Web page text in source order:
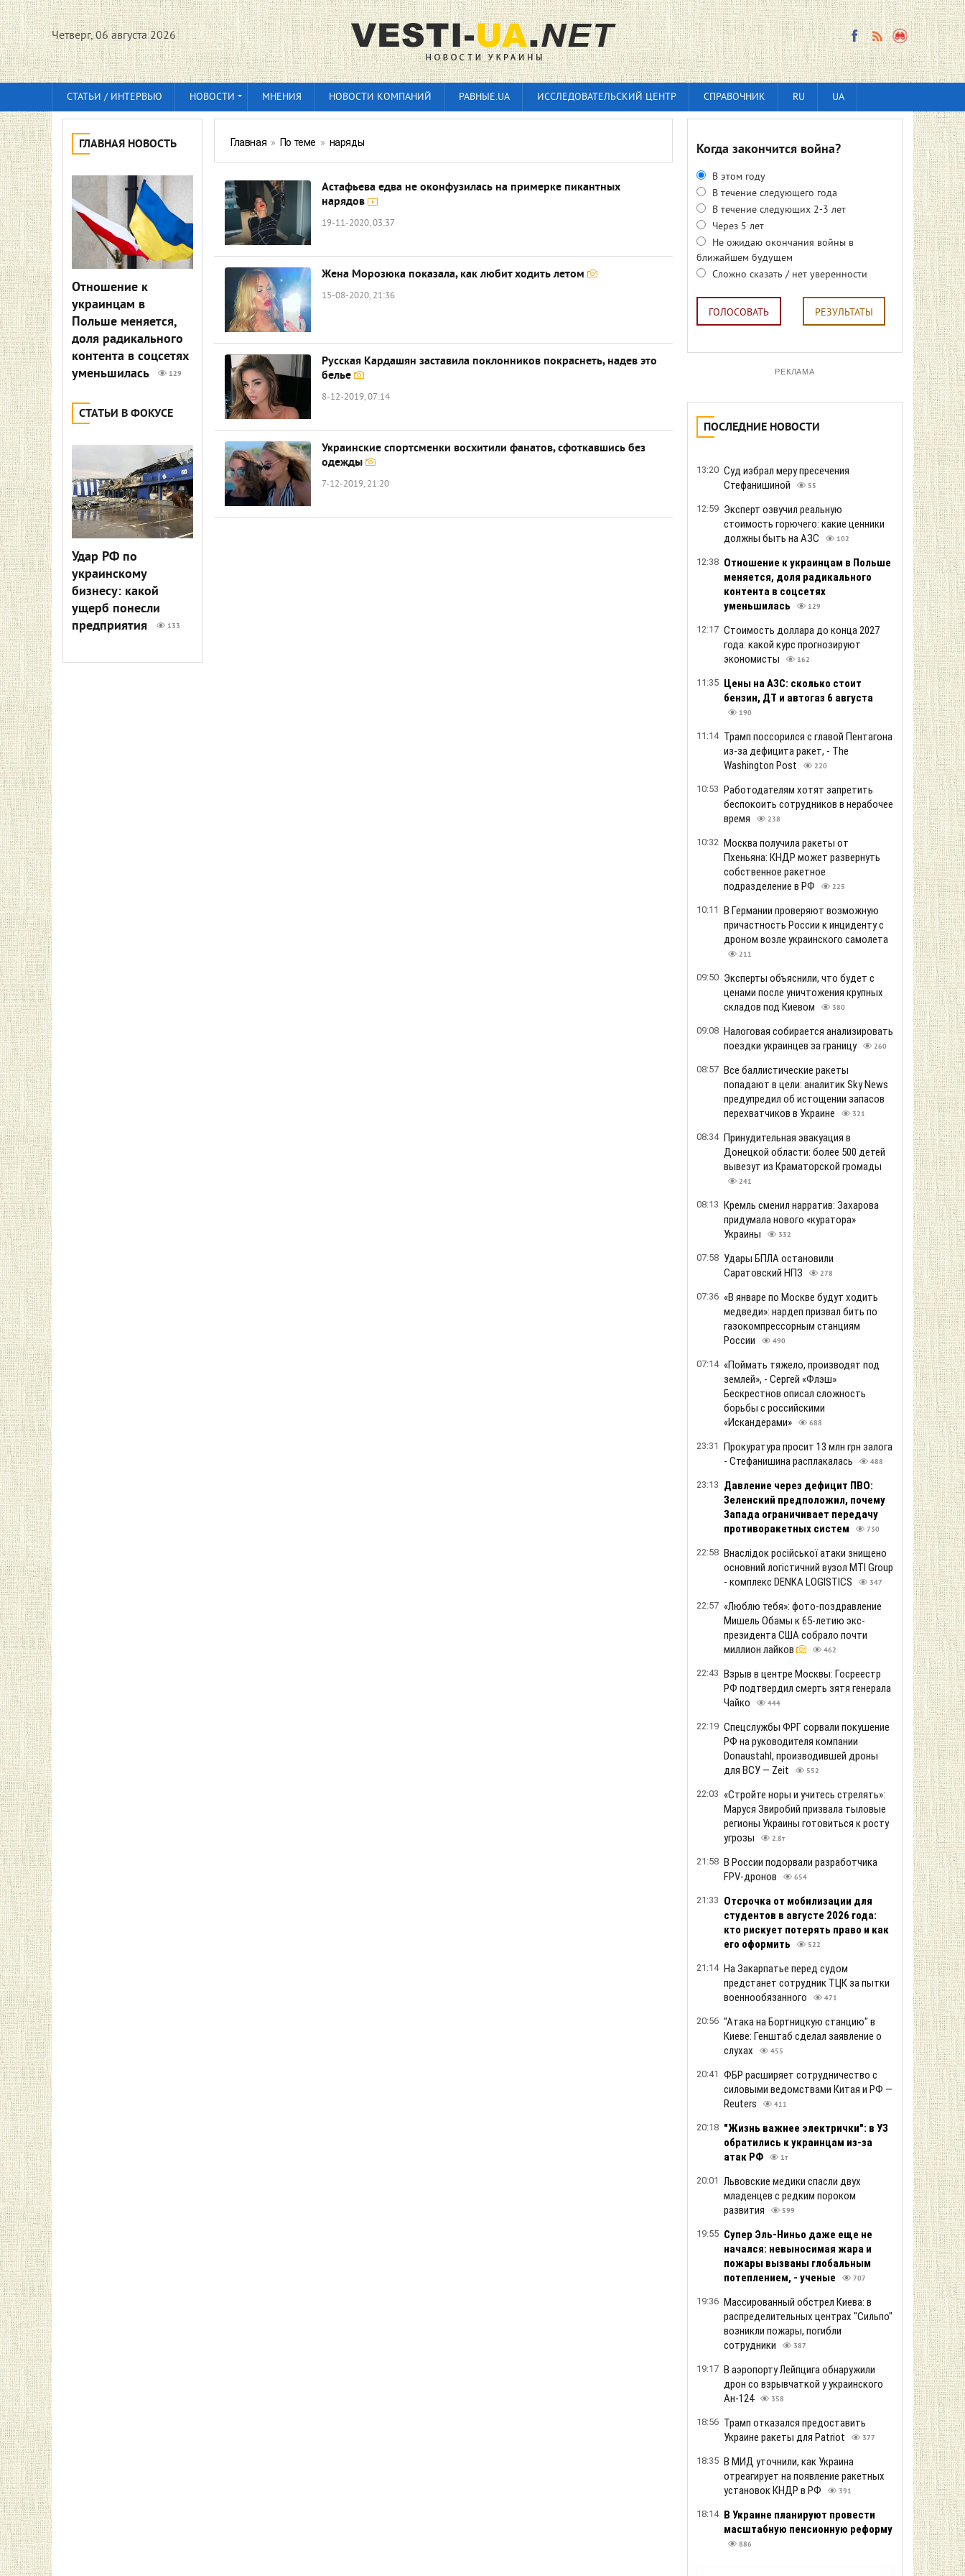
Четверг, 06 августа 2026
СТАТЬИ / ИНТЕРВЬЮ НОВОСТИ МНЕНИЯ НОВОСТИ КОМПАНИЙ РАВНЫЕ.UA ИССЛЕДОВАТЕЛЬСКИЙ ЦЕНТР СПРАВОЧНИК RU UA
ГЛАВНАЯ НОВОСТЬ
Отношение к
украинцам в
Польше меняется,
доля радикального
контента в соцсетях
уменьшилась
129
СТАТЬИ В ФОКУСЕ
Удар РФ по
украинскому
бизнесу: какой
ущерб понесли
предприятия
133
Главная » По теме » наряды
Астафьева едва не оконфузилась на примерке пикантных
нарядов
19-11-2020, 03:37
Жена Морозюка показала, как любит ходить летом
15-08-2020, 21:36
Русская Кардашян заставила поклонников покраснеть, надев это
белье
8-12-2019, 07:14
Украинские спортсменки восхитили фанатов, сфоткавшись без
одежды
7-12-2019, 21:20
Когда закончится война?
В этом году
В течение следующего года
В течение следующих 2-3 лет
Через 5 лет
Не ожидаю окончания войны в
ближайшем будущем
Сложно сказать / нет уверенности
ГОЛОСОВАТЬ РЕЗУЛЬТАТЫ
РЕКЛАМА
ПОСЛЕДНИЕ НОВОСТИ
13:20 Суд избрал меру пресечения
Стефанишиной
55
12:59 Эксперт озвучил реальную
стоимость горючего: какие ценники
должны быть на АЗС
102
12:38 Отношение к украинцам в Польше
меняется, доля радикального
контента в соцсетях
уменьшилась
129
12:17 Стоимость доллара до конца 2027
года: какой курс прогнозируют
экономисты
162
11:35 Цены на АЗС: сколько стоит
бензин, ДТ и автогаз 6 августа
190
11:14 Трамп поссорился с главой Пентагона
из-за дефицита ракет, - The
Washington Post
220
10:53 Работодателям хотят запретить
беспокоить сотрудников в нерабочее
время
238
10:32 Москва получила ракеты от
Пхеньяна: КНДР может развернуть
собственное ракетное
подразделение в РФ
225
10:11 В Германии проверяют возможную
причастность России к инциденту с
дроном возле украинского самолета
211
09:50 Эксперты объяснили, что будет с
ценами после уничтожения крупных
складов под Киевом
380
09:08 Налоговая собирается анализировать
поездки украинцев за границу
260
08:57 Все баллистические ракеты
попадают в цели: аналитик Sky News
предупредил об истощении запасов
перехватчиков в Украине
321
08:34 Принудительная эвакуация в
Донецкой области: более 500 детей
вывезут из Краматорской громады
241
08:13 Кремль сменил нарратив: Захарова
придумала нового «куратора»
Украины
332
07:58 Удары БПЛА остановили
Саратовский НПЗ
278
07:36 «В январе по Москве будут ходить
медведи»: нардеп призвал бить по
газокомпрессорным станциям
России
490
07:14 «Поймать тяжело, производят под
землей», - Сергей «Флэш»
Бескрестнов описал сложность
борьбы с российскими
«Искандерами»
688
23:31 Прокуратура просит 13 млн грн залога
- Стефанишина расплакалась
488
23:13 Давление через дефицит ПВО:
Зеленский предположил, почему
Запада ограничивает передачу
противоракетных систем
730
22:58 Внаслідок російської атаки знищено
основний логістичний вузол MTI Group
- комплекс DENKA LOGISTICS
347
22:57 «Люблю тебя»: фото-поздравление
Мишель Обамы к 65-летию экс-
президента США собрало почти
миллион лайков
462
22:43 Взрыв в центре Москвы: Госреестр
РФ подтвердил смерть зятя генерала
Чайко
444
22:19 Спецслужбы ФРГ сорвали покушение
РФ на руководителя компании
Donaustahl, производившей дроны
для ВСУ — Zeit
552
22:03 «Стройте норы и учитесь стрелять»:
Маруся Звиробий призвала тыловые
регионы Украины готовиться к росту
угрозы
2.8т
21:58 В России подорвали разработчика
FPV-дронов
654
21:33 Отсрочка от мобилизации для
студентов в августе 2026 года:
кто рискует потерять право и как
его оформить
522
21:14 На Закарпатье перед судом
предстанет сотрудник ТЦК за пытки
военнообязанного
471
20:56 "Атака на Бортницкую станцию" в
Киеве: Генштаб сделал заявление о
слухах
455
20:41 ФБР расширяет сотрудничество с
силовыми ведомствами Китая и РФ —
Reuters
411
20:18 "Жизнь важнее электрички": в УЗ
обратились к украинцам из-за
атак РФ
1т
20:01 Львовские медики спасли двух
младенцев с редким пороком
развития
599
19:55 Супер Эль-Ниньо даже еще не
начался: невыносимая жара и
пожары вызваны глобальным
потеплением, - ученые
707
19:36 Массированный обстрел Киева: в
распределительных центрах "Сильпо"
возникли пожары, погибли
сотрудники
387
19:17 В аэропорту Лейпцига обнаружили
дрон со взрывчаткой у украинского
Ан-124
358
18:56 Трамп отказался предоставить
Украине ракеты для Patriot
377
18:35 В МИД уточнили, как Украина
отреагирует на появление ракетных
установок КНДР в РФ
391
18:14 В Украине планируют провести
масштабную пенсионную реформу
886